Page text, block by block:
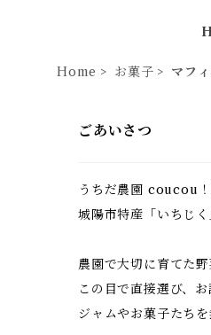
Home お菓子 マフ
ごあいさつ
うちだ農園 coucou！
城陽市特産「いちじ
農園で大切に育てた野
この目で直接選び、
ジャムやお菓子たち